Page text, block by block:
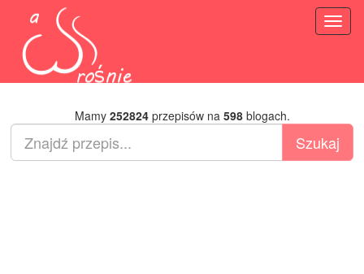
Mamy 252824przepisów na 598blogach.